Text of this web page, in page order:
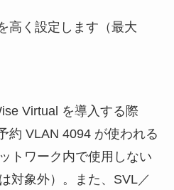
高く設定します（最大
Virtual を導入する際
約 VLAN 4094 が使われる
トワーク内で使用しない
対象外）。また、SVL／